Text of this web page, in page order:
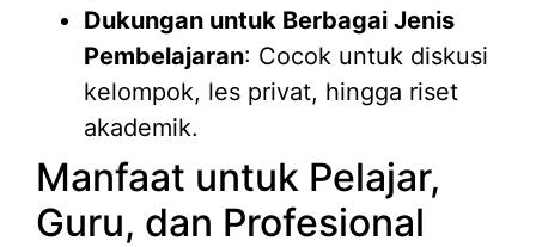
Dukungan untuk Berbagai Jenis
Pembelajaran: Cocok untuk diskusi
kelompok, les privat, hingga riset
akademik.
Manfaat untuk Pelajar,
Guru, dan Profesional